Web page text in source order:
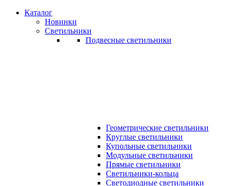
Каталог
Новинки
Светильники
Подвесные светильники
Геометрические светильники
Круглые светильники
Купольные светильники
Модульные светильники
Прямые светильники
Светильники-кольца
Светодиодные светильники